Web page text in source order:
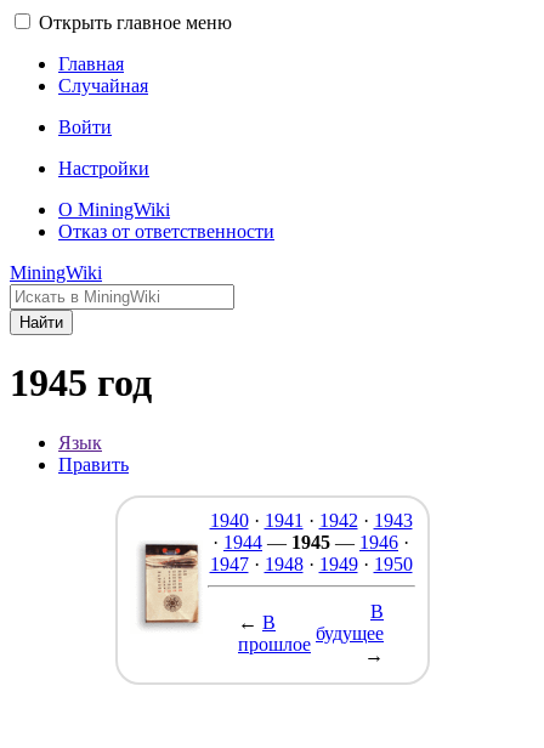
Открыть главное меню
Главная
Случайная
Войти
Настройки
О MiningWiki
Отказ от ответственности
MiningWiki
Найти
1945 год
Язык
Править
1940· 1941 · 1942 · 1943
· 1944 — 1945 — 1946 ·
1947· 1948· 1949· 1950
← В
прошлое
В
будущее
→